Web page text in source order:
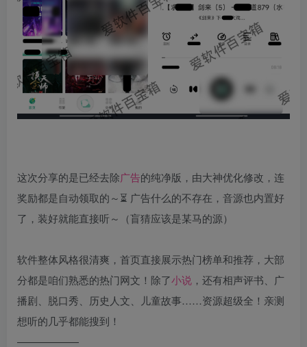
这次分享的是已经去除广告的纯净版，由大神优化修改，连
奖励都是自动领取的～⏳ 广告什么的不存在，音源也内置好
了，装好就能直接听～（盲猜应该是某马的源）
软件整体风格很清爽，首页直接展示热门榜单和推荐，大部
分都是咱们熟悉的热门网文！除了小说 ，还有相声评书、广
播剧、脱口秀、历史人文、儿童故事……资源超级全！亲测
想听的几乎都能搜到！
——————